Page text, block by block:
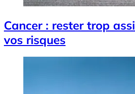
Cancer : rester trop
vos risques